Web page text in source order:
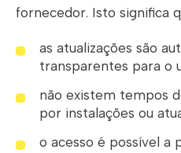
fornecedor. Isto significa
as atualizações são
transparentes para o
não existem tempos
por instalações ou
o acesso é possível a